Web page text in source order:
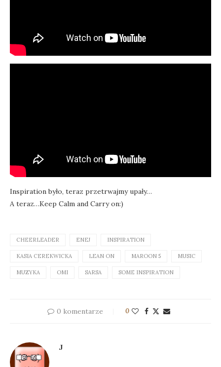
Inspiration było, teraz przetrwajmy upały…
A teraz…Keep Calm and Carry on:)
CHEERLEADER ENEJ INSPIRATION
KASIA CEREKWICKA LEAN ON MAROON 5 MUSIC
MUZYKA OMI SARSA SOME INSPIRATION
0 komentarze 0
J